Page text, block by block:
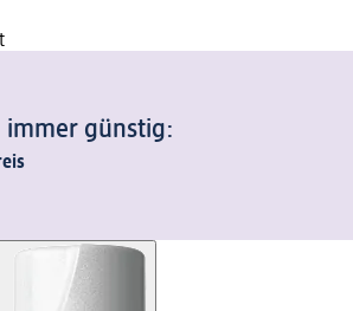
immer günstig: